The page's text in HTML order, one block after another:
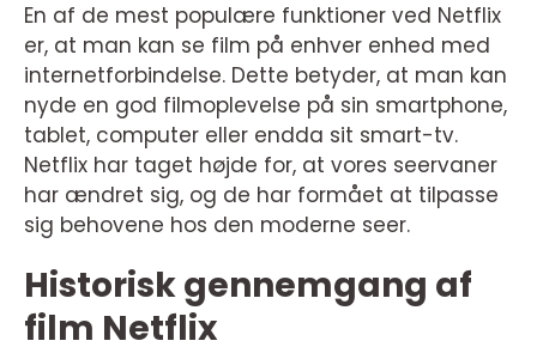
En af de mest populære funktioner ved Netflix
er, at man kan se film på enhver enhed med
internetforbindelse. Dette betyder, at man kan
nyde en god filmoplevelse på sin smartphone,
tablet, computer eller endda sit smart-tv.
Netflix har taget højde for, at vores seervaner
har ændret sig, og de har formået at tilpasse
sig behovene hos den moderne seer.
Historisk gennemgang af
film Netflix